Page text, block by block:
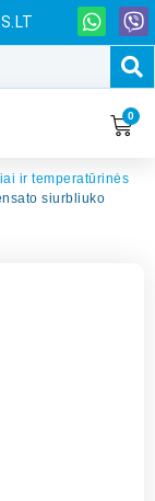
0
ir temperatūrinės
siurbliuko